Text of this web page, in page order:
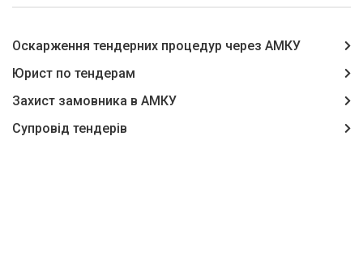
Оскарження тендерних процедур через АМКУ
Юрист по тендерам
Захист замовника в АМКУ
Супровід тендерів